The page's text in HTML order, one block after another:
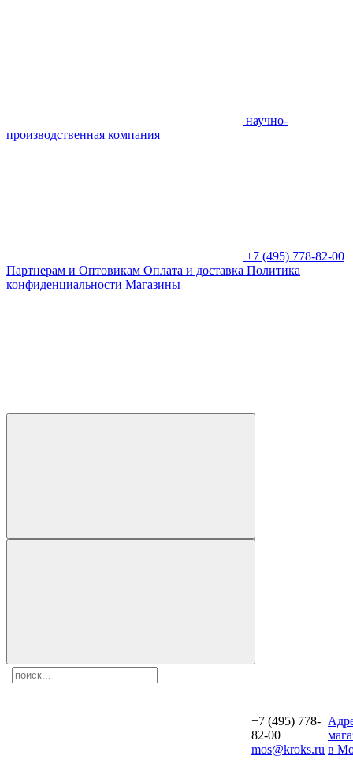
научно-
производственная компания
+7 (495) 778-82-00
Партнерам и Оптовикам Оплата и доставка Политика
конфиденциальности Магазины
+7 (495) 778-
82-00
mos@kroks.ru в